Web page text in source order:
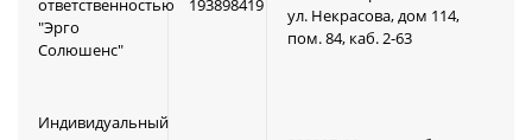
ответственностью
"Эрго
Солюшенс"
193898419
ул. Некрасова, дом 114,
пом. 84, каб. 2-63
Индивидуальный